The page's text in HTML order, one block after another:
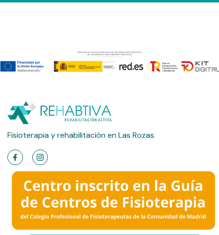
Fisioterapia y rehabilitación en Las Rozas.